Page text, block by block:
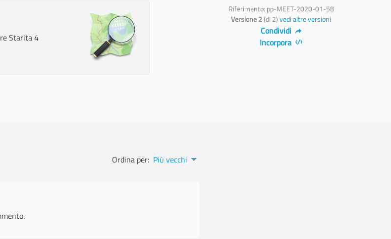
Riferimento: pp-MEET-2020-01-58
Versione 2(di 2)vedi altre versioni
Condividi
Incorpora
Starita 4
Ordina per: Più vecchi